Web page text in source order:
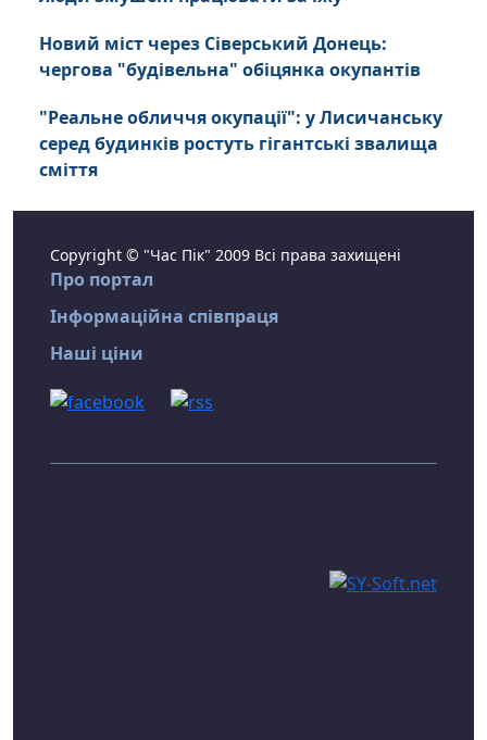
Новий міст через Сіверський Донець:
чергова "будівельна" обіцянка окупантів
"Реальне обличчя окупації": у Лисичанську
серед будинків ростуть гігантські звалища
сміття
Copyright © "Час Пік" 2009 Всі права захищені
Про портал
Інформаційна співпраця
Наші ціни